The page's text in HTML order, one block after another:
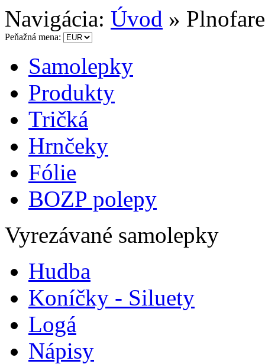
Navigácia: Úvod »
Peňažná mena:
Samolepky
Produkty
Tričká
Hrnčeky
Fólie
BOZP polepy
Vyrezávané samolepky
Hudba
Koníčky - Siluety
Logá
Nápisy